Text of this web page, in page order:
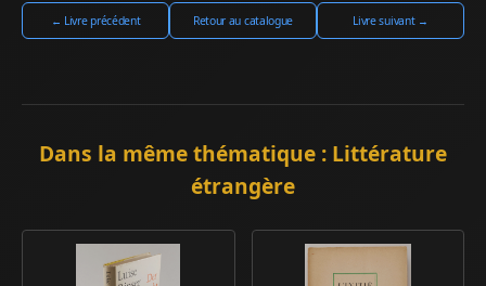
← Livre précédent Retour au catalogue Livre suivant →
Dans la même thématique : Littérature
étrangère